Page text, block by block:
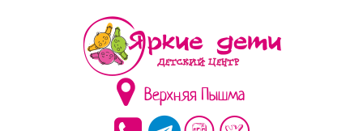
Верхняя Пышма